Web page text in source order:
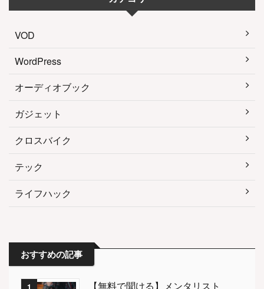
VOD
WordPress
オーディオブック
ガジェット
クロスバイク
テック
ライフハック
おすすめの記事
1
【無料で聞ける】メンタリスト